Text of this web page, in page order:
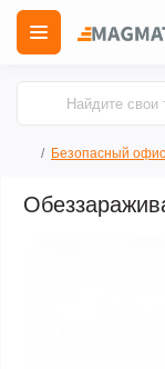
Безопасный офис